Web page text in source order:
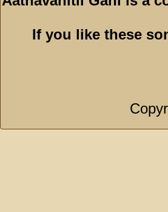
If you like these